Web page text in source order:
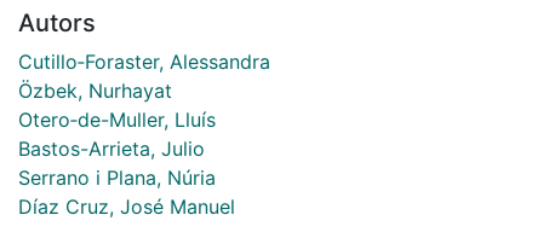
Autors
Cutillo‑Foraster, Alessandra
Özbek, Nurhayat
Otero‑de-Muller, Lluís
Bastos-Arrieta, Julio
Serrano i Plana, Núria
Díaz Cruz, José Manuel